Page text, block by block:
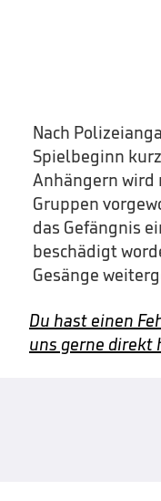
Nach
Spielbeginn
Anhängern wird
Gruppen
das Gefängnis
beschädigt
Gesänge
Du hast einen
uns gerne direkt